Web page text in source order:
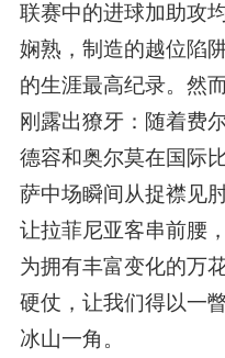
联赛中的进球加助攻
娴熟，制造的越位陷
的生涯最高纪录。然
刚露出獠牙：随着费
德容和奥尔莫在国际
萨中场瞬间从捉襟见
让拉菲尼亚客串前腰
为拥有丰富变化的万
硬仗，让我们得以一
冰山一角。